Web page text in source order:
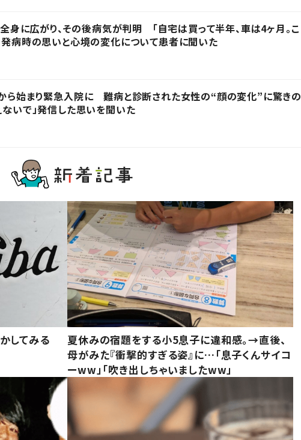
身に広がり、その後病気が判明 「自宅は買って半年、車は4ヶ月。こ
病時の思いと心境の変化について患者に聞いた
ら始まり緊急入院に 難病と診断された女性の“顔の変化”に驚きの
いで」発信した思いを聞いた
してみる
夏休みの宿題をする小5息子に違和感。→直後、
母がみた『衝撃的すぎる姿』に…「息子くんサイコ
ーww」「吹き出しちゃいましたww」